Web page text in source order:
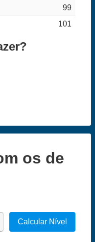
99
101
os de
Calcular Nível